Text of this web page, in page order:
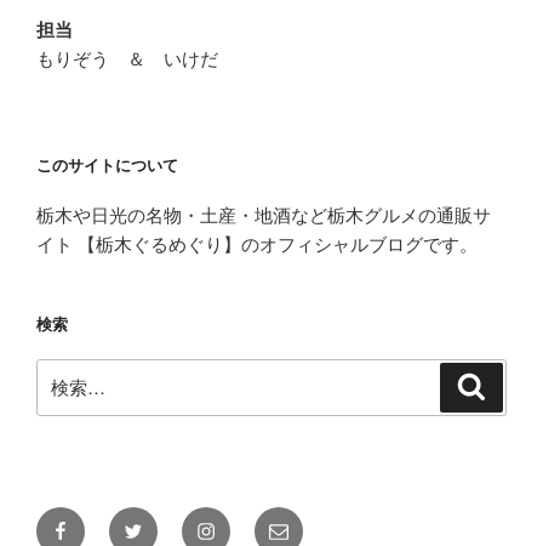
担当
もりぞう ＆ いけだ
このサイトについて
栃木や日光の名物・土産・地酒など栃木グルメの通販サ
イト 【栃木ぐるめぐり】のオフィシャルブログです。
検索
索:
FacebookTwitter Instagramメ